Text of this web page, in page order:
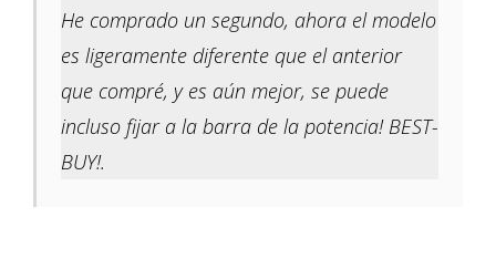
He comprado un segundo, ahora el modelo
es ligeramente diferente que el anterior
que compré, y es aún mejor, se puede
incluso fijar a la barra de la potencia! BEST-
BUY!.